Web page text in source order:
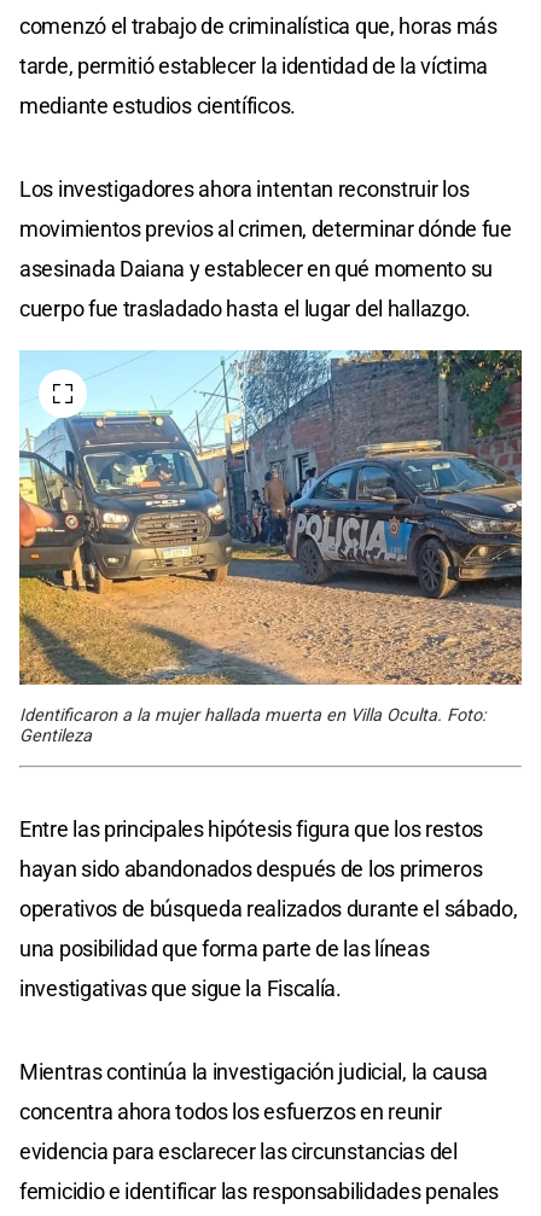
comenzó el trabajo de criminalística que, horas más
tarde, permitió establecer la identidad de la víctima
mediante estudios científicos.
Los investigadores ahora intentan reconstruir los
movimientos previos al crimen, determinar dónde fue
asesinada Daiana y establecer en qué momento su
cuerpo fue trasladado hasta el lugar del hallazgo.
Identificaron a la mujer hallada muerta en Villa Oculta. Foto:
Gentileza
Entre las principales hipótesis figura que los restos
hayan sido abandonados después de los primeros
operativos de búsqueda realizados durante el sábado,
una posibilidad que forma parte de las líneas
investigativas que sigue la Fiscalía.
Mientras continúa la investigación judicial, la causa
concentra ahora todos los esfuerzos en reunir
evidencia para esclarecer las circunstancias del
femicidio e identificar las responsabilidades penales